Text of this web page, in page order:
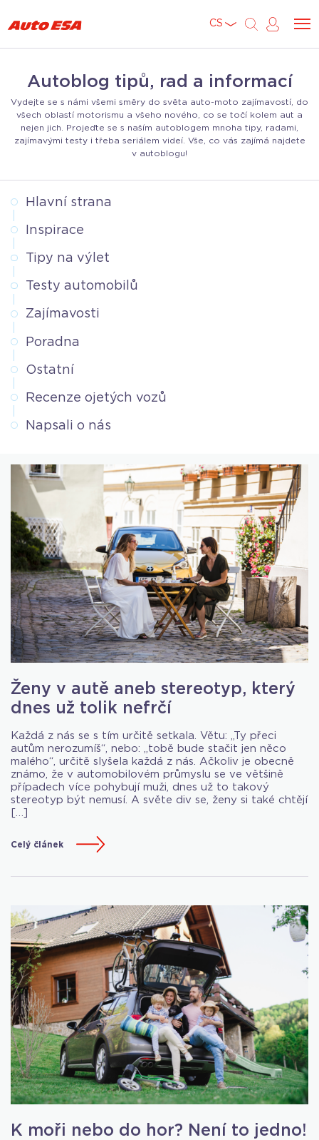
CS
Autoblog tipů, rad a informací
Vydejte se s námi všemi směry do světa auto-moto zajímavostí, do
všech oblastí motorismu a všeho nového, co se točí kolem aut a
nejen jich. Projeďte se s naším autoblogem mnoha tipy, radami,
zajímavými testy i třeba seriálem videí. Vše, co vás zajímá najdete
v autoblogu!
Hlavní strana
Inspirace
Tipy na výlet
Testy automobilů
Zajímavosti
Poradna
Ostatní
Recenze ojetých vozů
Napsali o nás
Ženy v autě aneb stereotyp, který
dnes už tolik nefrčí
Každá z nás se s tím určitě setkala. Větu: „Ty přeci
autům nerozumíš“, nebo: „tobě bude stačit jen něco
malého“, určitě slyšela každá z nás. Ačkoliv je obecně
známo, že v automobilovém průmyslu se ve většině
případech více pohybují muži, dnes už to takový
stereotyp být nemusí. A světe div se, ženy si také chtějí
[…]
Celý článek
K moři nebo do hor? Není to jedno!